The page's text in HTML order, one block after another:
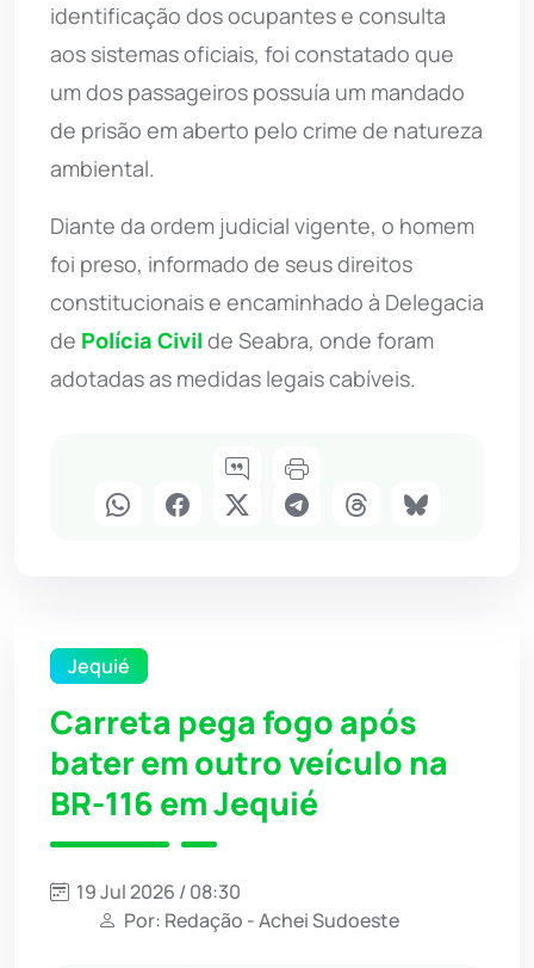
identificação dos ocupantes e consulta
aos sistemas oficiais, foi constatado que
um dos passageiros possuía um mandado
de prisão em aberto pelo crime de natureza
ambiental.
Diante da ordem judicial vigente, o homem
foi preso, informado de seus direitos
constitucionais e encaminhado à Delegacia
de Polícia Civil de Seabra, onde foram
adotadas as medidas legais cabíveis.
Jequié
Carreta pega fogo após
bater em outro veículo na
BR-116 em Jequié
19 Jul 2026 / 08:30
Por: Redação - Achei Sudoeste